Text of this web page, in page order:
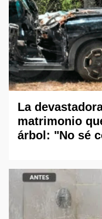
La
matrimonio
árbol: "No sé